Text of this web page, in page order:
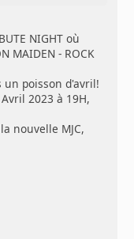
NIGHT où
MAIDEN - ROCK
poisson d'avril!
2023 à 19H,
nouvelle MJC,